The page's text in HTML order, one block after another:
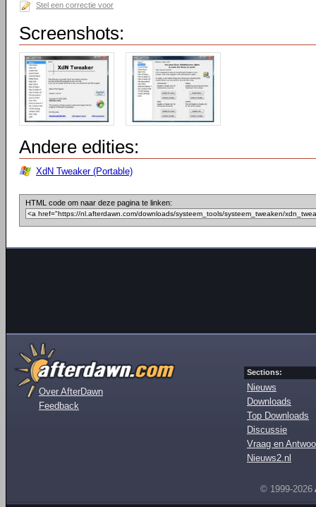
Stel een correctie voor
Screenshots:
Andere edities:
XdN Tweaker (Portable)
HTML code om naar deze pagina te linken:
Over AfterDawn
Feedback
Sections:
Nieuws
Downloads
Top Downloads
Discussie
Vraag en
Nieuws2.nl
© 1999-2026